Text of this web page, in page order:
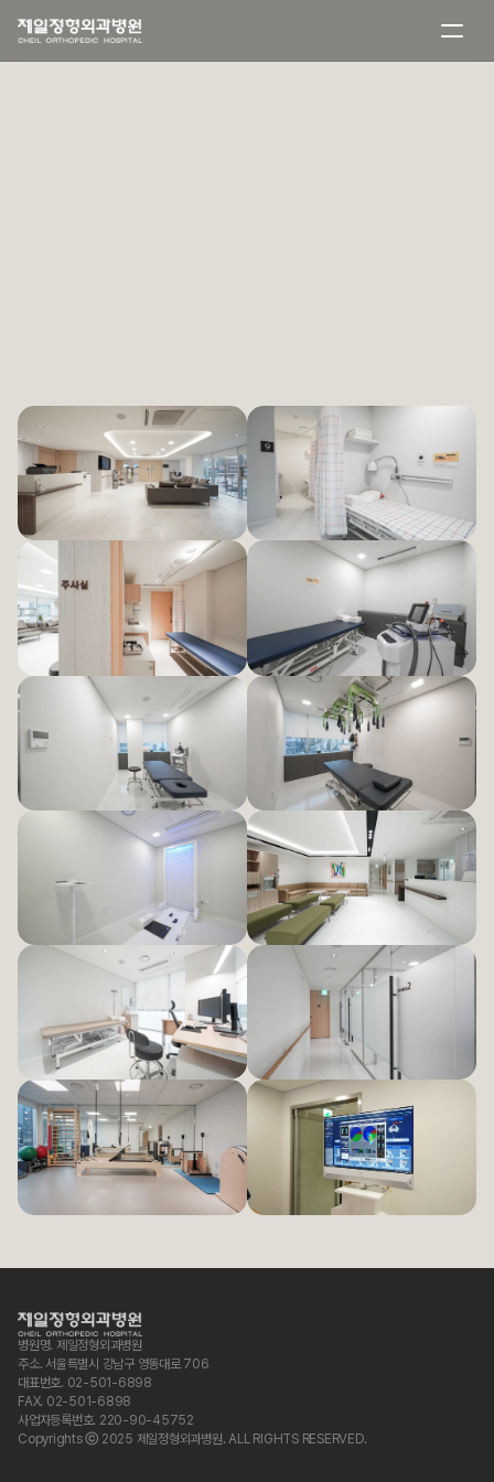
병원명. 제일정형외과병원
주소. 서울특별시 강남구 영동대로 706
대표번호. 02-501-6898
FAX. 02-501-6898
사업자등록번호. 220-90-45752
Copyrights ⓒ 2025 제일정형외과병원. ALL RIGHTS RESERVED.